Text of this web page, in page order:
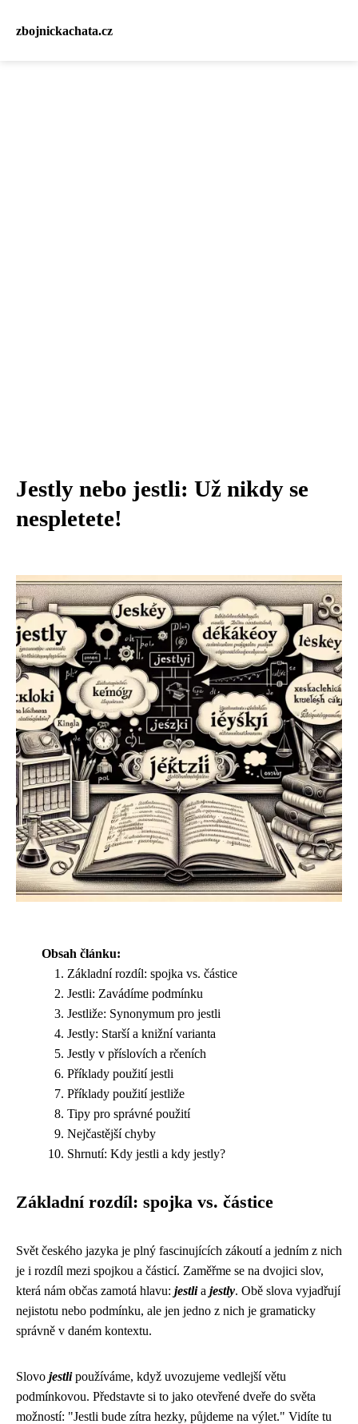
zbojnickachata.cz
Jestly nebo jestli: Už nikdy se
nespletete!
Obsah článku:
Základní rozdíl: spojka vs. částice
Jestli: Zavádíme podmínku
Jestliže: Synonymum pro jestli
Jestly: Starší a knižní varianta
Jestly v příslovích a rčeních
Příklady použití jestli
Příklady použití jestliže
Tipy pro správné použití
Nejčastější chyby
Shrnutí: Kdy jestli a kdy jestly?
Základní rozdíl: spojka vs. částice
Svět českého jazyka je plný fascinujících zákoutí a jedním z nich
je i rozdíl mezi spojkou a částicí. Zaměřme se na dvojici slov,
která nám občas zamotá hlavu: jestlia jestly. Obě slova vyjadřují
nejistotu nebo podmínku, ale jen jedno z nich je gramaticky
správně v daném kontextu.
Slovo jestlipoužíváme, když uvozujeme vedlejší větu
podmínkovou. Představte si to jako otevřené dveře do světa
možností: "Jestli bude zítra hezky, půjdeme na výlet." Vidíte tu